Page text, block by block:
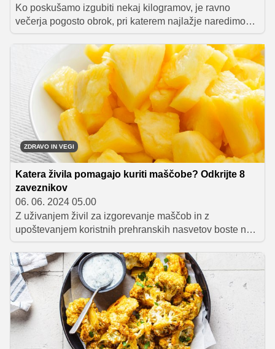
Ko poskušamo izgubiti nekaj kilogramov, je ravno
večerja pogosto obrok, pri katerem najlažje naredimo
napake. Pretežka hrana, prevelike porcije ali prigrizki
pred spanjem lahko hitro zavrejo napredek. Dobra
novica je, da se z nekaj preprostimi pravili in ustreznimi
živili večerja spremeni v lahko, hranljivo in okusno
podporo hujšanju.
ZDRAVO IN VEGI
Katera živila pomagajo kuriti maščobe? Odkrijte 8
zaveznikov
06. 06. 2024 05.00
Z uživanjem živil za izgorevanje maščob in z
upoštevanjem koristnih prehranskih nasvetov boste na
dobri poti, da dosežete svoje cilje na področju hujšanja.